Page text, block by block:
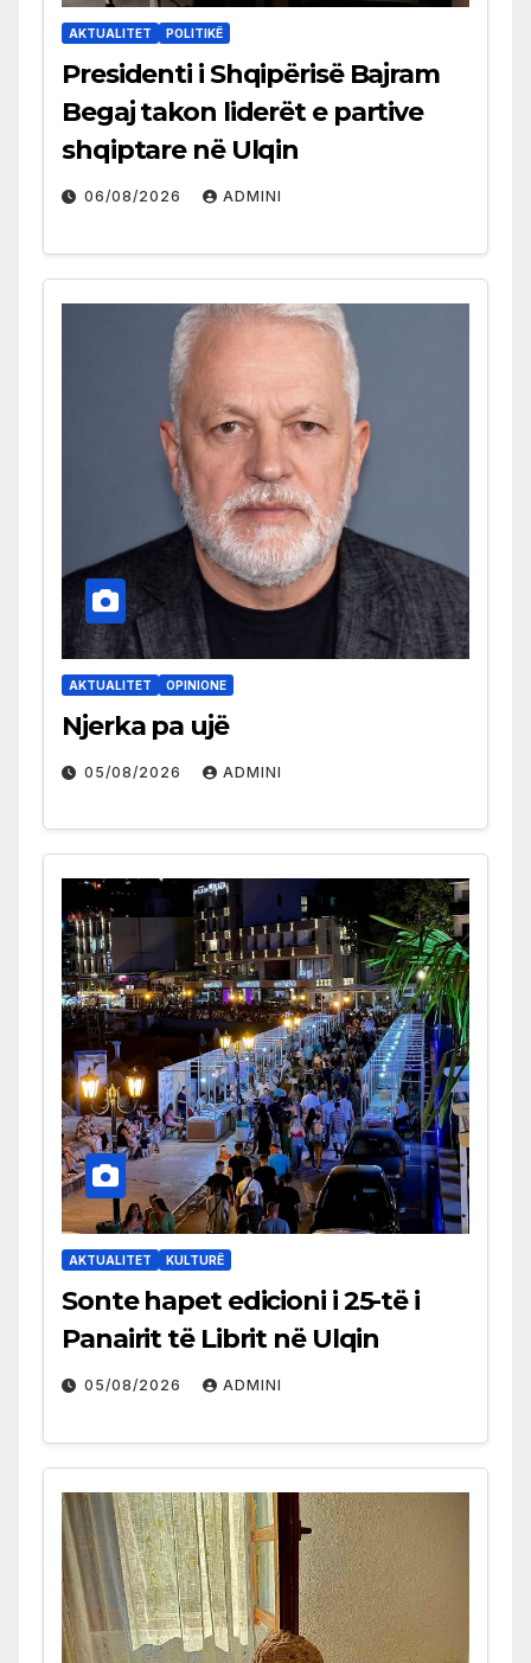
AKTUALITET POLITIKË
Presidenti i Shqipërisë Bajram
Begaj takon liderët e partive
shqiptare në Ulqin
06/08/2026 ADMINI
AKTUALITET OPINIONE
Njerka pa ujë
05/08/2026 ADMINI
AKTUALITET KULTURË
Sonte hapet edicioni i 25-të i
Panairit të Librit në Ulqin
05/08/2026 ADMINI